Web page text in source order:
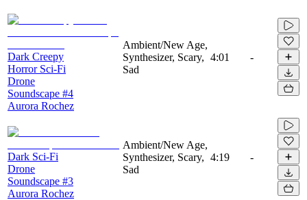
Dark Creepy
Horror Sci-Fi
Drone
Soundscape #4
Aurora Rochez
Ambient/New Age,
Synthesizer, Scary,
Sad
4:01 -
Dark Sci-Fi
Drone
Soundscape #3
Aurora Rochez
Ambient/New Age,
Synthesizer, Scary,
Sad
4:19 -